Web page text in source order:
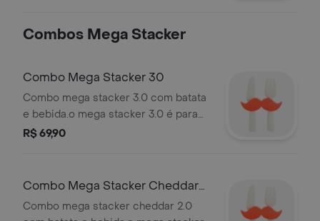
Combos Mega Stacker
Combo Mega Stacker 30
Combo mega stacker 3.0 com batata
e bebida.o mega stacker 3.0 é para
quem quer intensidade máxima: três
queijo derretido, fatias de bacon
crocante e o exclusivo molho bk
stacker, cremoso e marcante. no
R$ 69,90
Combo Mega Stacker Cheddar
20
Combo mega stacker cheddar 2.0